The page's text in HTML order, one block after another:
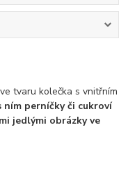
tvaru kolečka s vnitřním
perníčky či cukroví
jedlými obrázky ve